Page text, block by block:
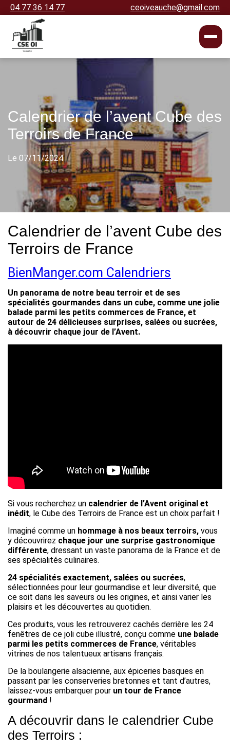
04 77 36 14 77 ceoiveauche@gmail.com
Calendrier de l’avent Cube des
Terroirs de France
Le 07/11/2024
Calendrier de l’avent Cube des
Terroirs de France
BienManger.com Calendriers
Un panorama de notre beau terroir et de ses
spécialités gourmandes dans un cube, comme une jolie
balade parmi les petits commerces de France, et
autour de 24 délicieuses surprises, salées ou sucrées,
à découvrir chaque jour de l’Avent.
Si vous recherchez un calendrier de l’Avent original et
inédit, le Cube des Terroirs de France est un choix parfait !
Imaginé comme un hommage à nos beaux terroirs, vous
y découvrirez chaque jour une surprise gastronomique
différente, dressant un vaste panorama de la France et de
ses spécialités culinaires.
24 spécialités exactement, salées ou sucrées,
sélectionnées pour leur gourmandise et leur diversité, que
ce soit dans les saveurs ou les origines, et ainsi varier les
plaisirs et les découvertes au quotidien.
Ces produits, vous les retrouverez cachés derrière les 24
fenêtres de ce joli cube illustré, conçu comme une balade
parmi les petits commerces de France, véritables
vitrines de nos talentueux artisans français.
De la boulangerie alsacienne, aux épiceries basques en
passant par les conserveries bretonnes et tant d’autres,
laissez-vous embarquer pour un tour de France
gourmand !
A découvrir dans le calendrier Cube
des Terroirs :